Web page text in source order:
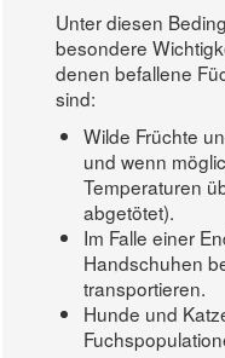
Unter diesen
besondere
denen befallene
sind:
Wilde Früchte
und wenn
Temperaturen
abgetötet).
Im Falle einer
Handschuhen
transportieren.
Hunde und